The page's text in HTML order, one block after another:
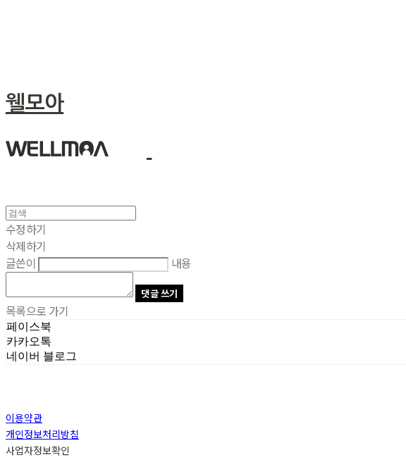
웰모아
수정하기
삭제하기
글쓴이
내용
댓글 쓰기
목록으로 가기
페이스북
카카오톡
네이버 블로그
이용약관
개인정보처리방침
사업자정보확인